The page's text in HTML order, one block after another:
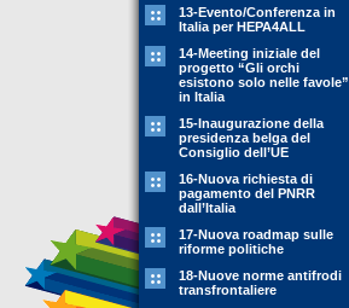
13-Evento/Conferenza in
Italia per HEPA4ALL
14-Meeting iniziale del
progetto “Gli orchi
esistono solo nelle favole”
in Italia
15-Inaugurazione della
presidenza belga del
Consiglio dell’UE
16-Nuova richiesta di
pagamento del PNRR
dall’Italia
17-Nuova roadmap sulle
riforme politiche
18-Nuove norme antifrodi
transfrontaliere